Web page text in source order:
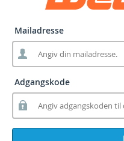
Mailadresse
Adgangskode